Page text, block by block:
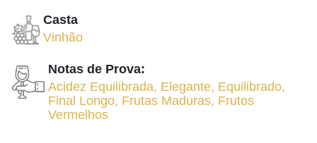
Casta
Vinhão
Notas de Prova:
Acidez Equilibrada, Elegante, Equilibrado,
Final Longo, Frutas Maduras, Frutos
Vermelhos